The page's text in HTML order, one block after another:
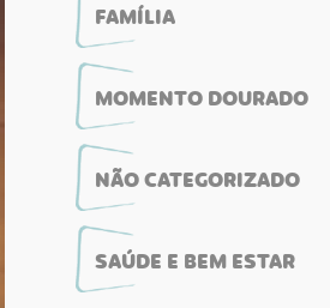
FAMÍLIA
MOMENTO DOURADO
NÃO CATEGORIZADO
SAÚDE E BEM ESTAR